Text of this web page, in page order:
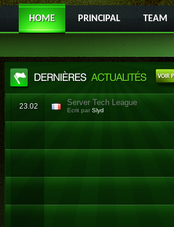
HOME PRINCIPAL TEAM
23.02 Server Tech League
Ecrit par Slyd